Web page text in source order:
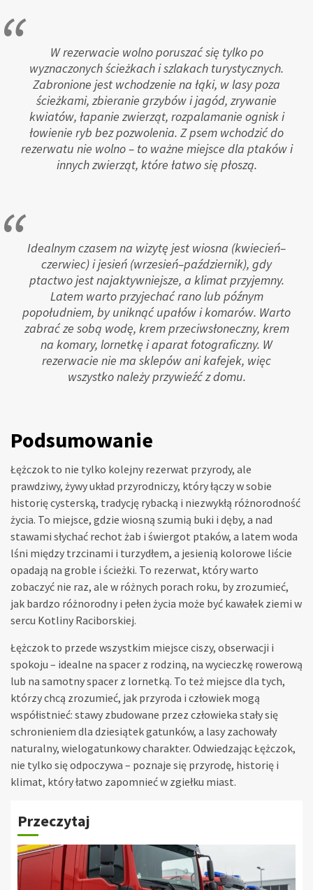
W rezerwacie wolno poruszać się tylko po
wyznaczonych ścieżkach i szlakach turystycznych.
Zabronione jest wchodzenie na łąki, w lasy poza
ścieżkami, zbieranie grzybów i jagód, zrywanie
kwiatów, łapanie zwierząt, rozpalamanie ognisk i
łowienie ryb bez pozwolenia. Z psem wchodzić do
rezerwatu nie wolno – to ważne miejsce dla ptaków i
innych zwierząt, które łatwo się płoszą.
Idealnym czasem na wizytę jest wiosna (kwiecień–
czerwiec) i jesień (wrzesień–październik), gdy
ptactwo jest najaktywniejsze, a klimat przyjemny.
Latem warto przyjechać rano lub późnym
popołudniem, by uniknąć upałów i komarów. Warto
zabrać ze sobą wodę, krem przeciwsłoneczny, krem
na komary, lornetkę i aparat fotograficzny. W
rezerwacie nie ma sklepów ani kafejek, więc
wszystko należy przywieźć z domu.
Podsumowanie
Łężczok to nie tylko kolejny rezerwat przyrody, ale
prawdziwy, żywy układ przyrodniczy, który łączy w sobie
historię cysterską, tradycję rybacką i niezwykłą różnorodność
życia. To miejsce, gdzie wiosną szumią buki i dęby, a nad
stawami słychać rechot żab i świergot ptaków, a latem woda
lśni między trzcinami i turzydłem, a jesienią kolorowe liście
opadają na groble i ścieżki. To rezerwat, który warto
zobaczyć nie raz, ale w różnych porach roku, by zrozumieć,
jak bardzo różnorodny i pełen życia może być kawałek ziemi w
sercu Kotliny Raciborskiej.
Łężczok to przede wszystkim miejsce ciszy, obserwacji i
spokoju – idealne na spacer z rodziną, na wycieczkę rowerową
lub na samotny spacer z lornetką. To też miejsce dla tych,
którzy chcą zrozumieć, jak przyroda i człowiek mogą
współistnieć: stawy zbudowane przez człowieka stały się
schronieniem dla dziesiątek gatunków, a lasy zachowały
naturalny, wielogatunkowy charakter. Odwiedzając Łężczok,
nie tylko się odpoczywa – poznaje się przyrodę, historię i
klimat, który łatwo zapomnieć w zgiełku miast.
Przeczytaj